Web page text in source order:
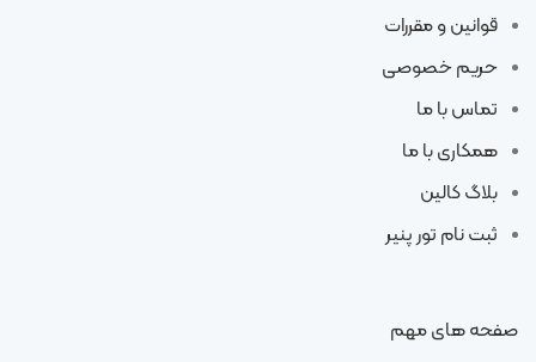
قوانین و مقررات
حریم خصوصی
تماس با ما
همکاری با ما
بلاگ کالین
ثبت نام تور پنیر
صفحه های مهم